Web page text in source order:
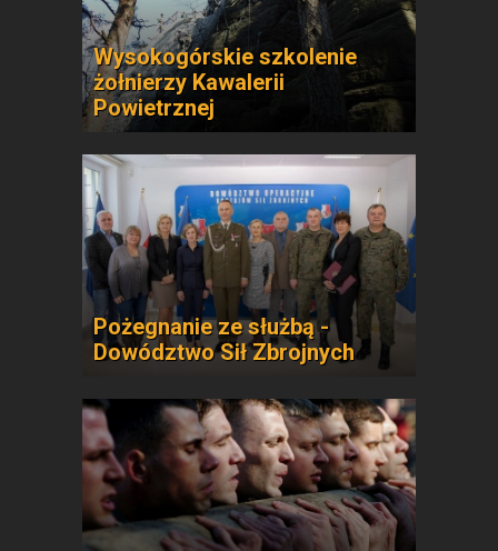
Wysokogórskie szkolenie
żołnierzy Kawalerii
Powietrznej
Pożegnanie ze służbą -
Dowództwo Sił Zbrojnych